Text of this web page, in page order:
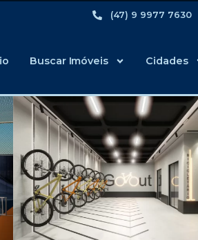
(47) 9 9977 7630
Buscar Imóveis Cidades